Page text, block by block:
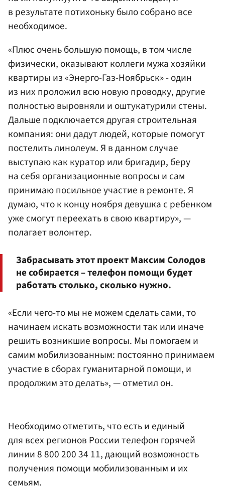
в результате потихоньку было собрано все
необходимое.
«Плюс очень большую помощь, в том числе
физически, оказывают коллеги мужа хозяйки
квартиры из «Энерго-Газ-Ноябрьск» - один
из них проложил всю новую проводку, другие
полностью выровняли и оштукатурили стены.
Дальше подключается другая строительная
компания: они дадут людей, которые помогут
постелить линолеум. Я в данном случае
выступаю как куратор или бригадир, беру
на себя организационные вопросы и сам
принимаю посильное участие в ремонте. Я
думаю, что к концу ноября девушка с ребенком
уже смогут переехать в свою квартиру», —
полагает волонтер.
Забрасывать этот проект Максим Солодов
не собирается – телефон помощи будет
работать столько, сколько нужно.
«Если чего-то мы не можем сделать сами, то
начинаем искать возможности так или иначе
решить возникшие вопросы. Мы помогаем и
самим мобилизованным: постоянно принимаем
участие в сборах гуманитарной помощи, и
продолжим это делать», — отметил он.
Необходимо отметить, что есть и единый
для всех регионов России телефон горячей
линии 8 800 200 34 11, дающий возможность
получения помощи мобилизованным и их
семьям.